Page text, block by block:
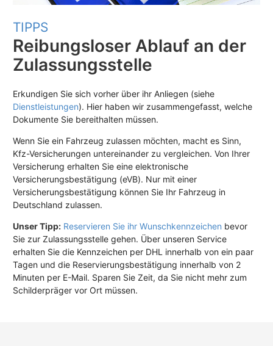
TIPPS
Reibungsloser Ablauf an der
Zulassungsstelle
Erkundigen Sie sich vorher über ihr Anliegen (siehe
Dienstleistungen). Hier haben wir zusammengefasst, welche
Dokumente Sie bereithalten müssen.
Wenn Sie ein Fahrzeug zulassen möchten, macht es Sinn,
Kfz-Versicherungen untereinander zu vergleichen. Von Ihrer
Versicherung erhalten Sie eine elektronische
Versicherungsbestätigung (eVB). Nur mit einer
Versicherungsbestätigung können Sie Ihr Fahrzeug in
Deutschland zulassen.
Unser Tipp: Reservieren Sie ihr Wunschkennzeichen bevor
Sie zur Zulassungsstelle gehen. Über unseren Service
erhalten Sie die Kennzeichen per DHL innerhalb von ein paar
Tagen und die Reservierungsbestätigung innerhalb von 2
Minuten per E-Mail. Sparen Sie Zeit, da Sie nicht mehr zum
Schilderpräger vor Ort müssen.